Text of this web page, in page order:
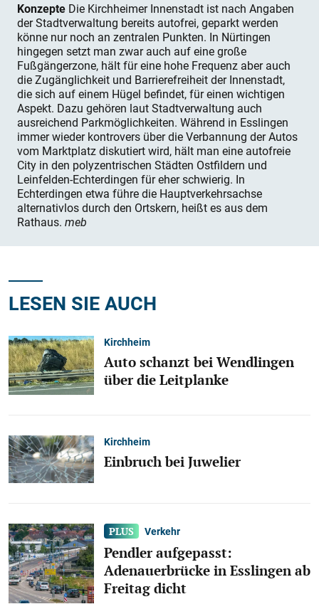
Konzepte Die Kirchheimer Innenstadt ist nach Angaben
der Stadtverwaltung bereits autofrei, geparkt werden
könne nur noch an zentralen Punkten. In Nürtingen
hingegen setzt man zwar auch auf eine große
Fußgängerzone, hält für eine hohe Frequenz aber auch
die Zugänglichkeit und Barrierefreiheit der Innenstadt,
die sich auf einem Hügel befindet, für einen wichtigen
Aspekt. Dazu gehören laut Stadtverwaltung auch
ausreichend Parkmöglichkeiten. Während in Esslingen
immer wieder kontrovers über die Verbannung der Autos
vom Marktplatz diskutiert wird, hält man eine autofreie
City in den polyzentrischen Städten Ostfildern und
Leinfelden-Echterdingen für eher schwierig. In
Echterdingen etwa führe die Hauptverkehrsachse
alternativlos durch den Ortskern, heißt es aus dem
Rathaus. meb
LESEN SIE AUCH
Kirchheim
Auto schanzt bei Wendlingen
über die Leitplanke
Kirchheim
Einbruch bei Juwelier
Verkehr
Pendler aufgepasst:
Adenauerbrücke in Esslingen ab
Freitag dicht